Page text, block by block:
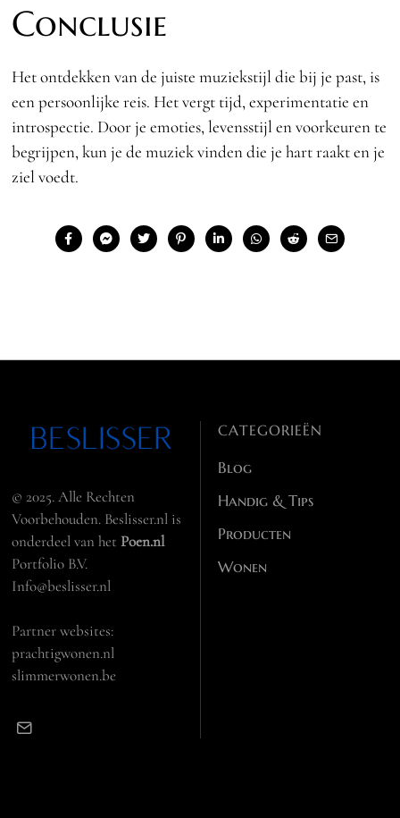
Conclusie
Het ontdekken van de juiste muziekstijl die bij je past, is
een persoonlijke reis. Het vergt tijd, experimentatie en
introspectie. Door je emoties, levensstijl en voorkeuren te
begrijpen, kun je de muziek vinden die je hart raakt en je
ziel voedt.
© 2025. Alle Rechten
Voorbehouden. Beslisser.nl is
onderdeel van hetPoen.nl
Portfolio B.V.
Info@beslisser.nl
Partner websites:
prachtigwonen.nl
slimmerwonen.be
CATEGORIEËN
Blog
Handig & Tips
Producten
Wonen